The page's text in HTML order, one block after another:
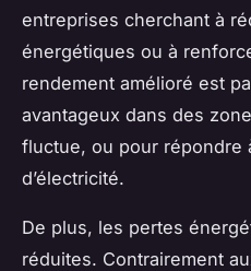
entreprises cherchant à
énergétiques ou à
rendement amélioré est
avantageux dans des
fluctue, ou pour répondre
d’électricité.
De plus, les pertes
réduites. Contrairement